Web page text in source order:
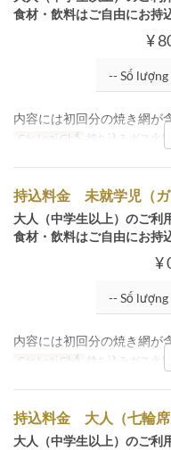
食材・飲料はご自由にお持
¥
内容には初回分の焼き網が
Các Loại Ghế 持ち込みガス火席
持込料金 未就学児（ガ
大人（中学生以上）のご利
食材・飲料はご自由にお持
¥
内容には初回分の焼き網が
Các Loại Ghế 持ち込みガス火席
持込料金 大人（七輪席
大人（中学生以上）のご利